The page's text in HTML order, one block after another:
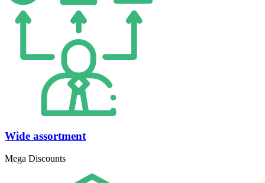
Wide assortment
Mega Discounts